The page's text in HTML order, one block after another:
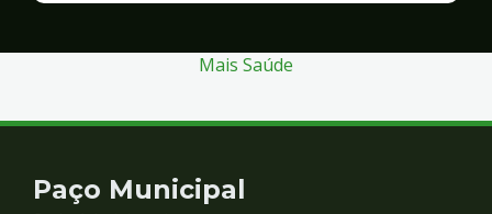
Segurança
Mais Saúde
Contato
Paço Municipal